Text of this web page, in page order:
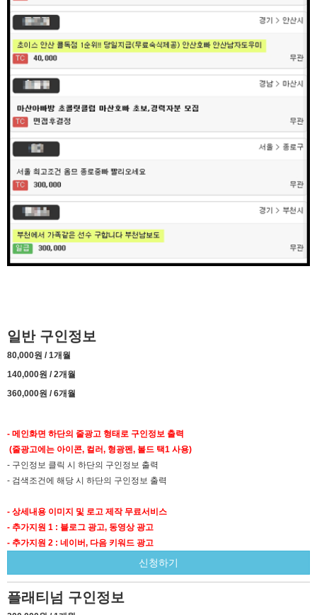
일반 구인정보
80,000원 / 1개월
140,000원 / 2개월
360,000원 / 6개월
- 메인화면 하단의 줄광고 형태로 구인정보 출력
(줄광고에는 아이콘, 컬러, 형광펜, 볼드 택1 사용)
- 구인정보 클릭 시 하단의 구인정보 출력
- 검색조건에 해당 시 하단의 구인정보 출력
- 상세내용 이미지 및 로고 제작 무료서비스
- 추가지원 1 : 블로그 광고, 동영상 광고
- 추가지원 2 : 네이버, 다음 키워드 광고
신청하기
플래티넘 구인정보